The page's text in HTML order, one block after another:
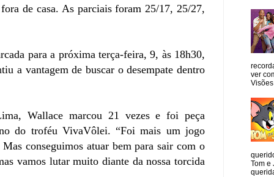
de casa. As parciais foram 25/17, 25/27,
para a próxima terça-feira, 9, às 18h30,
a vantagem de buscar o desempate dentro
Wallace marcou 21 vezes e foi peça
do troféu VivaVôlei. “Foi mais um jogo
conseguimos atuar bem para sair com o
vamos lutar muito diante da nossa torcida
ver
Tom e